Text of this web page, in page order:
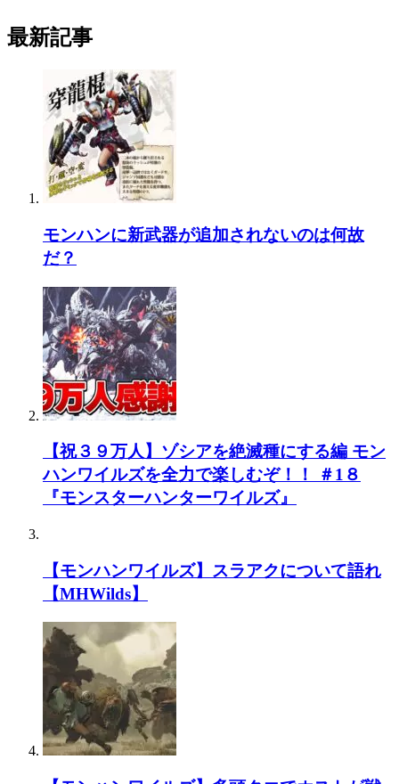
最新記事
モンハンに新武器が追加されないのは何故
だ？
【祝３９万人】ゾシアを絶滅種にする編 モン
ハンワイルズを全力で楽しむぞ！！ ＃1８
『モンスターハンターワイルズ』
【モンハンワイルズ】スラアクについて語れ
【MHWilds】